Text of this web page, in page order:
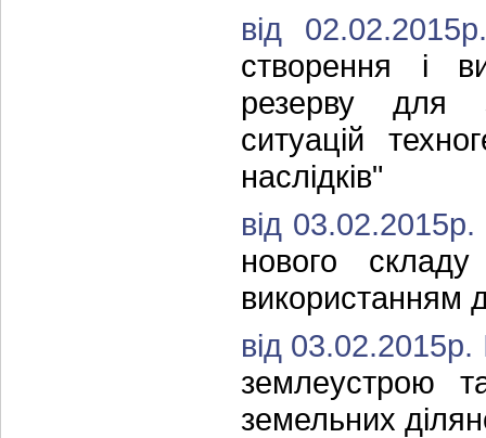
від
створення і
резерву для
ситуацій
наслідків"
від
нового
використанням
від
землеустрою
земельних